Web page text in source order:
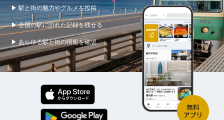
▶ 駅と街の魅力やグルメを投稿
▶ 全国の駅に訪れた記録を残せる
▶ あらゆる駅と街の情報を確認